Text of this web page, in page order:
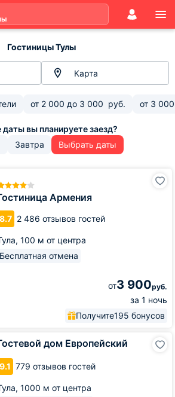
Гостиницы Тулы
Карта
от 2 000 до 3 000 руб. от 3 000
Завтра Выбрать даты
Армения
8.7 2 486 отзывов гостей
100 м от центра
Бесплатная отмена
от3 900руб.
за 1 ночь
Получите195 бонусов
дом Европейский
9.1 779 отзывов гостей
1000 м от центра